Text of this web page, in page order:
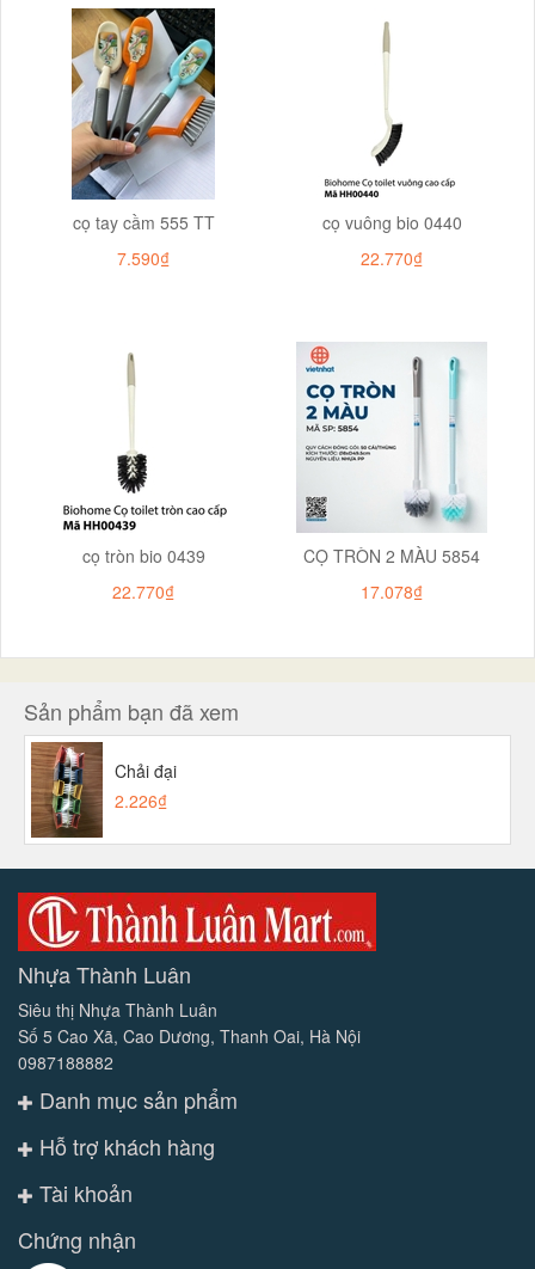
cọ tay cầm 555 TT
7.590₫
cọ vuông bio 0440
22.770₫
cọ tròn bio 0439
22.770₫
CỌ TRÒN 2 MÀU 5854
17.078₫
Sản phẩm bạn đã xem
Chải đại
2.226₫
Nhựa Thành Luân
Siêu thị Nhựa Thành Luân
Số 5 Cao Xã, Cao Dương, Thanh Oai, Hà Nội
0987188882
Danh mục sản phẩm
Hỗ trợ khách hàng
Tài khoản
Chứng nhận